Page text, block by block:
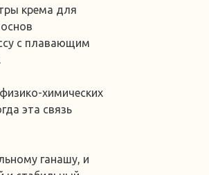
крема для
с плавающим
химических
эта связь
ганашу, и